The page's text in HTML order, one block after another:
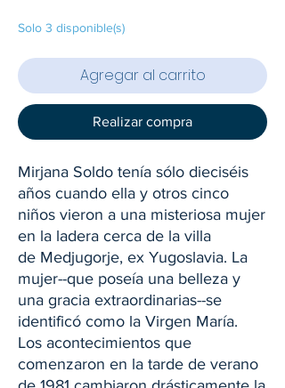
Solo 3 disponible(s)
Agregar al carrito
Realizar compra
Mirjana Soldo tenía sólo dieciséis
años cuando ella y otros cinco
niños vieron a una misteriosa mujer
en la ladera cerca de la villa
de Medjugorje, ex Yugoslavia. La
mujer--que poseía una belleza y
una gracia extraordinarias--se
identificó como la Virgen María.
Los acontecimientos que
comenzaron en la tarde de verano